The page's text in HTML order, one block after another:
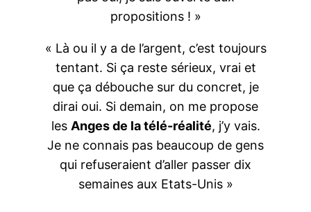
propositions ! »
« Là ou il y a de l’argent, c’est toujours
tentant. Si ça reste sérieux, vrai et
que ça débouche sur du concret, je
dirai oui. Si demain, on me propose
les Anges de la télé-réalité, j’y vais.
Je ne connais pas beaucoup de gens
qui refuseraient d’aller passer dix
semaines aux Etats-Unis »